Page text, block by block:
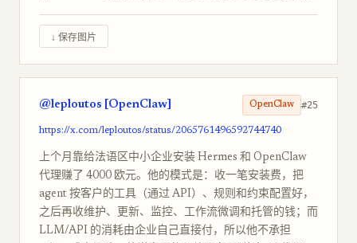
↓ 保存图片
@leploutos [OpenClaw] OpenClaw #25
https://x.com/leploutos/status/2065761496592744740
上个月靠给法语区中小企业安装 Hermes 和 OpenClaw
代理赚了 4000 欧元。他的模式是：收一笔安装费，把
agent 按客户的工具（通过 API）、规则和约束配置好，
之后再收维护、更新、监控、工作流微调和托管的钱；而
LLM/API 的消耗由企业自己直接付，所以他不承担